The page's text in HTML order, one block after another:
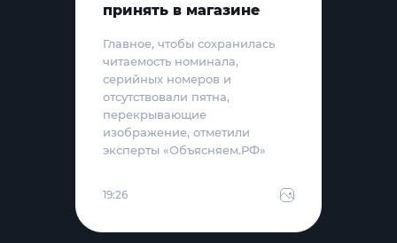
принять в магазине
Главное, чтобы сохранилась
читаемость номинала,
серийных номеров и
отсутствовали пятна,
перекрывающие
изображение, отметили
эксперты «Объясняем.РФ»
19:26